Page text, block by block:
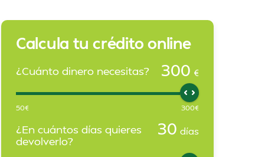
Calcula tu crédito online
¿Cuánto dinero necesitas? 300 €
50€ 300€
¿En cuántos días quieres
devolverlo?
30 días